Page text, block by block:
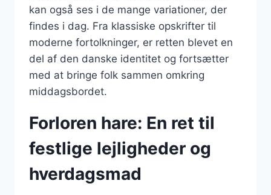
kan også ses i de mange variationer, der
findes i dag. Fra klassiske opskrifter til
moderne fortolkninger, er retten blevet en
del af den danske identitet og fortsætter
med at bringe folk sammen omkring
middagsbordet.
Forloren hare: En ret til
festlige lejligheder og
hverdagsmad